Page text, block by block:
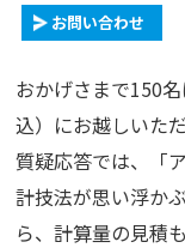
お問い合わせ
おかげさまで150
込）にお越しいた
質疑応答では、「
計技法が思い浮か
ら、計算量の見積